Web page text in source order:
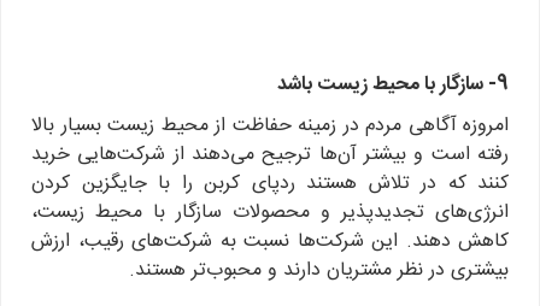
9- سازگار با محیط زیست باشد
امروزه آگاهی مردم در زمینه حفاظت از محیط زیست بسیار بالا
رفته است و بیشتر آن‌ها ترجیح می‌دهند از شرکت‌هایی خرید
کنند که در تلاش هستند ردپای کربن را با جایگزین کردن
انرژی‌های تجدیدپذیر و محصولات سازگار با محیط زیست،
کاهش دهند. این شرکت‌ها نسبت به شرکت‌های رقیب، ارزش
بیشتری در نظر مشتریان دارند و محبوب‌تر هستند.